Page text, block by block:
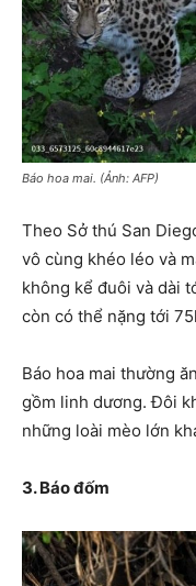
Báo hoa mai. (Ảnh: AFP)
Theo Sở thú San
vô cùng khéo léo và
không kể đuôi và dài
còn có thể nặng tới
Báo hoa mai thường
gồm linh dương. Đôi
những loài mèo lớn
3. Báo đốm